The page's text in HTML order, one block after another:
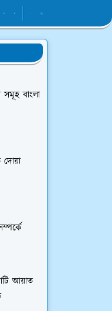
বাংলা
দোয়া
আয়াত